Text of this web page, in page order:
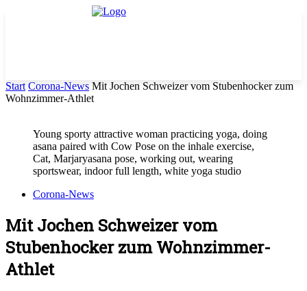
Start Corona-News Mit Jochen Schweizer vom Stubenhocker zum
Wohnzimmer-Athlet
Young sporty attractive woman practicing yoga, doing
asana paired with Cow Pose on the inhale exercise,
Cat, Marjaryasana pose, working out, wearing
sportswear, indoor full length, white yoga studio
Corona-News
Mit Jochen Schweizer vom
Stubenhocker zum Wohnzimmer-
Athlet